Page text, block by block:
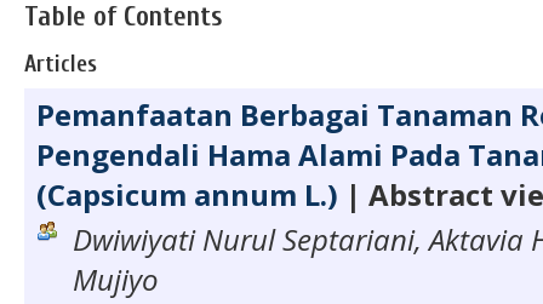
Table of Contents
Articles
Pemanfaatan Berbagai Tanaman
Pengendali Hama Alami Pada
(Capsicum annum L.) | Abstract
Dwiwiyati Nurul Septariani, Aktavia
Mujiyo